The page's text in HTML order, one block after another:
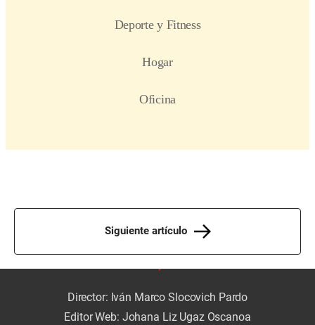
Siguiente artículo
Director: Iván Marco Slocovich Pardo
Editor Web: Johana Liz Ugaz Oscanoa